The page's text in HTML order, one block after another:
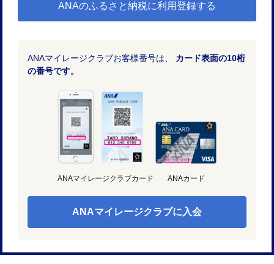
ANAのふるさと納税に利用登録する
ANAマイレージクラブお客様番号は、 カード表面の10桁
の番号です。
ANAマイレージクラブカード ANAカード
ANAマイレージクラブに入会